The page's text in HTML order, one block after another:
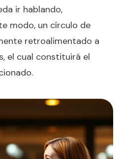
ir hablando,
modo, un círculo de
retroalimentado a
el cual constituirá el